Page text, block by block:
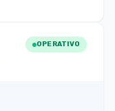
OPERATIVO